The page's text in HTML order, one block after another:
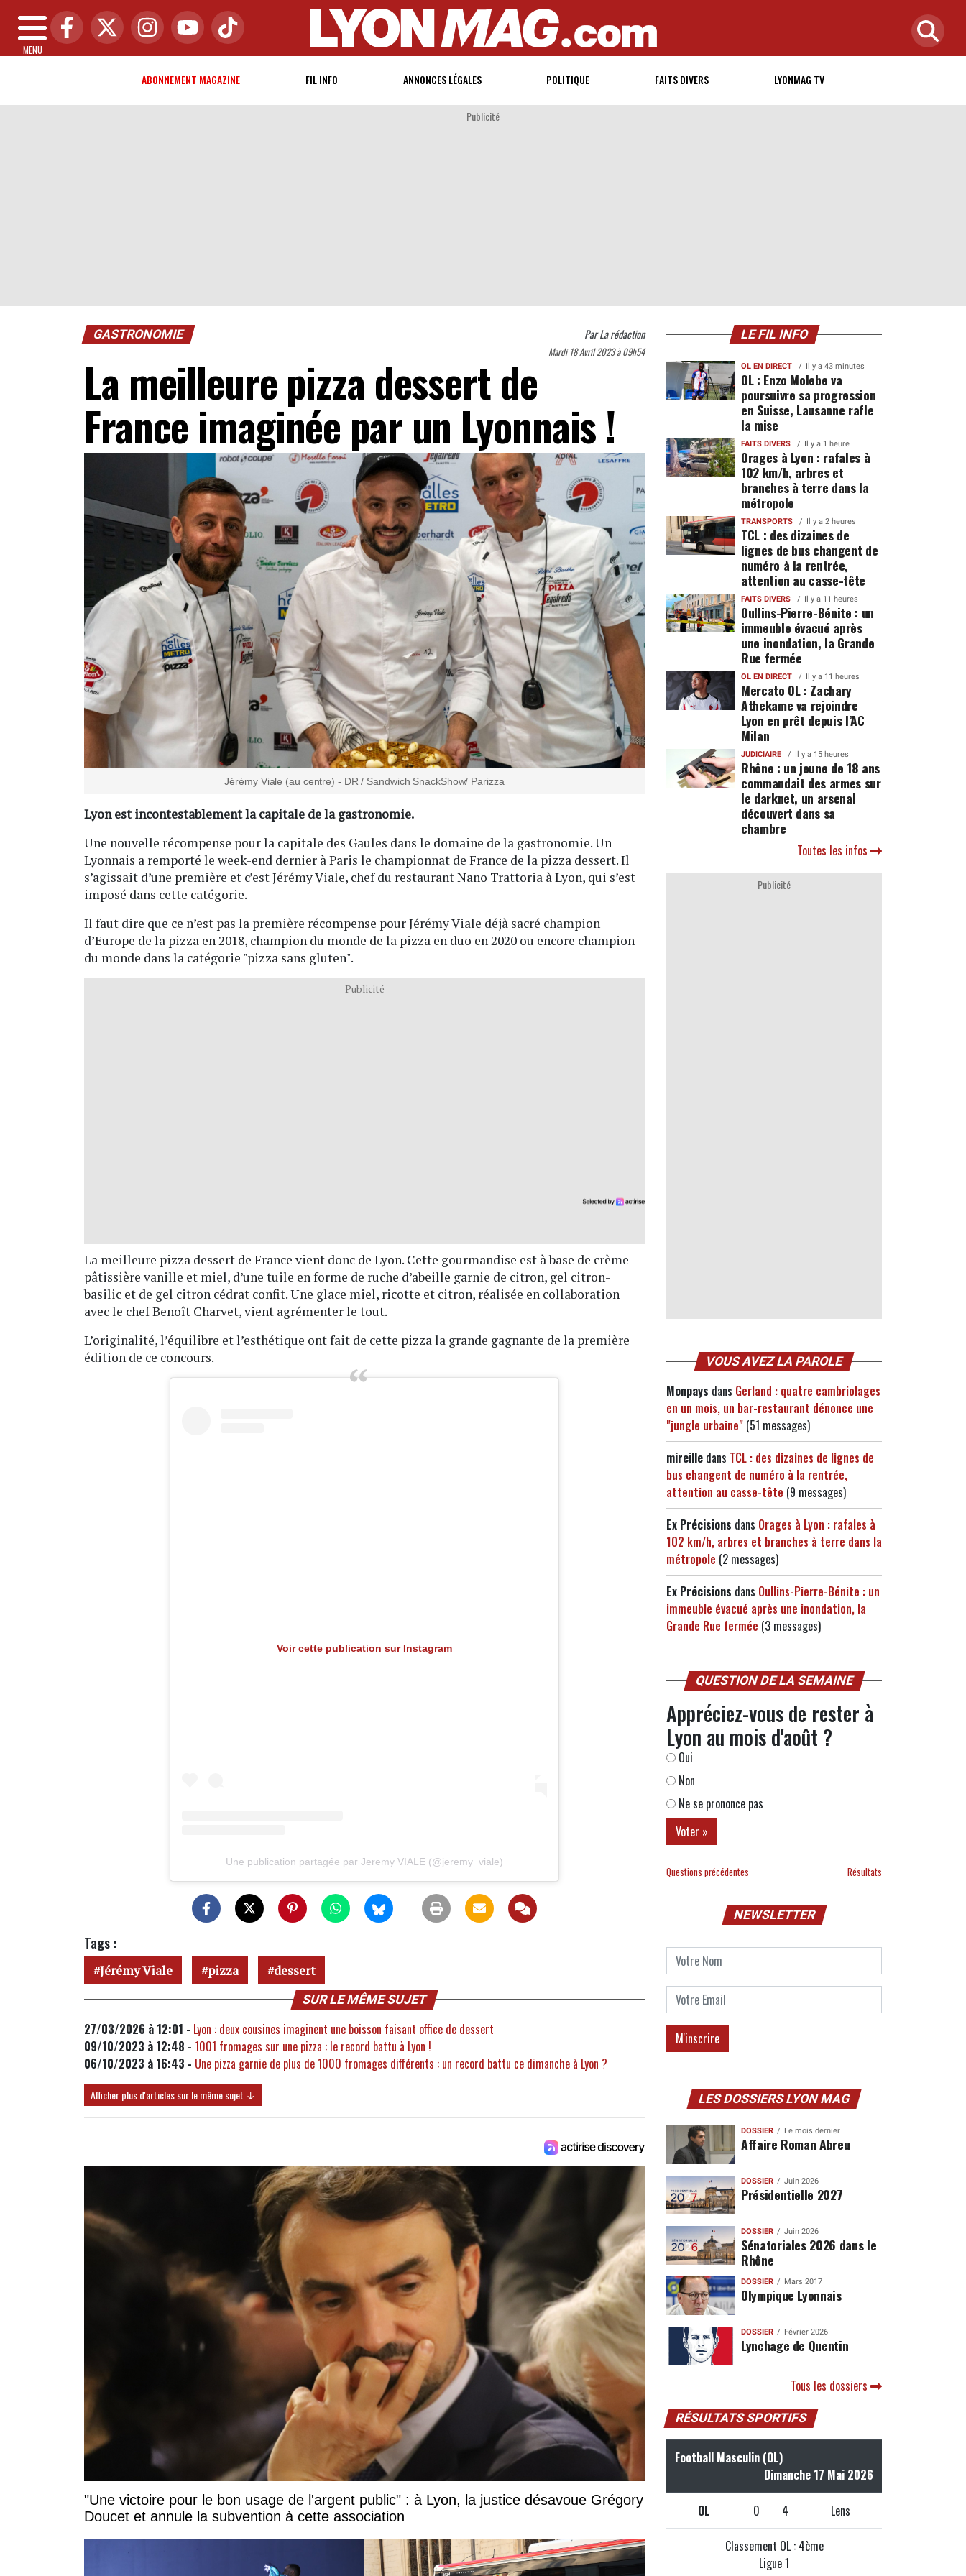
MENU
ABONNEMENT MAGAZINE FIL INFO ANNONCES LÉGALES POLITIQUE FAITS DIVERS LYONMAG TV
Publicité
GASTRONOMIE ParLa rédaction
Mardi 18 Avril 2023 à 09h54
La meilleure pizza dessert de
France imaginée par un Lyonnais !
Jérémy Viale (au centre) - DR / Sandwich SnackShow/ Parizza
Lyon est incontestablement la capitale de la gastronomie.
Une nouvelle récompense pour la capitale des Gaules dans le domaine de la gastronomie. Un
Lyonnais a remporté le week-end dernier à Paris le championnat de France de la pizza dessert. Il
s’agissait d’une première et c’est Jérémy Viale, chef du restaurant Nano Trattoria à Lyon, qui s’est
imposé dans cette catégorie.
Il faut dire que ce n’est pas la première récompense pour Jérémy Viale déjà sacré champion
d’Europe de la pizza en 2018, champion du monde de la pizza en duo en 2020 ou encore champion
du monde dans la catégorie "pizza sans gluten".
Publicité
La meilleure pizza dessert de France vient donc de Lyon. Cette gourmandise est à base de crème
pâtissière vanille et miel, d’une tuile en forme de ruche d’abeille garnie de citron, gel citron-
basilic et de gel citron cédrat confit. Une glace miel, ricotte et citron, réalisée en collaboration
avec le chef Benoît Charvet, vient agrémenter le tout.
L’originalité, l’équilibre et l’esthétique ont fait de cette pizza la grande gagnante de la première
édition de ce concours.
Voir cette publication sur Instagram
Une publication partagée par Jeremy VIALE (@jeremy_viale)
Tags :
Jérémy Viale pizza dessert
SUR LE MÊME SUJET
27/03/2026 à 12:01 - Lyon : deux cousines imaginent une boisson faisant office de dessert
09/10/2023 à 12:48 - 1001 fromages sur une pizza : le record battu à Lyon !
06/10/2023 à 16:43 - Une pizza garnie de plus de 1000 fromages différents : un record battu ce dimanche à Lyon ?
Afficher plus d'articles sur le même sujet ↓
"Une victoire pour le bon usage de l'argent public" : à Lyon, la justice désavoue Grégory
Doucet et annule la subvention à cette association
LE FIL INFO
OL EN DIRECT Il y a 43 minutes
OL : Enzo Molebe va
poursuivre sa progression
en Suisse, Lausanne rafle
la mise
FAITS DIVERS Il y a 1 heure
Orages à Lyon : rafales à
102 km/h, arbres et
branches à terre dans la
métropole
TRANSPORTS Il y a 2 heures
TCL : des dizaines de
lignes de bus changent de
numéro à la rentrée,
attention au casse-tête
FAITS DIVERS Il y a 11 heures
Oullins-Pierre-Bénite : un
immeuble évacué après
une inondation, la Grande
Rue fermée
OL EN DIRECT Il y a 11 heures
Mercato OL : Zachary
Athekame va rejoindre
Lyon en prêt depuis l’AC
Milan
JUDICIAIRE Il y a 15 heures
Rhône : un jeune de 18 ans
commandait des armes sur
le darknet, un arsenal
découvert dans sa
chambre
Toutes les infos
Publicité
VOUS AVEZ LA PAROLE
Monpays dans Gerland : quatre cambriolages
en un mois, un bar-restaurant dénonce une
"jungle urbaine" (51 messages)
mireille dans TCL : des dizaines de lignes de
bus changent de numéro à la rentrée,
attention au casse-tête (9 messages)
Ex Précisions dans Orages à Lyon : rafales à
102 km/h, arbres et branches à terre dans la
métropole (2 messages)
Ex Précisions dans Oullins-Pierre-Bénite : un
immeuble évacué après une inondation, la
Grande Rue fermée (3 messages)
QUESTION DE LA SEMAINE
Appréciez-vous de rester à
Lyon au mois d'août ?
Oui
Non
Ne se prononce pas
Questions précédentes Résultats
NEWSLETTER
LES DOSSIERS LYON MAG
DOSSIER Le mois dernier
Affaire Roman Abreu
DOSSIER Juin 2026
Présidentielle 2027
DOSSIER Juin 2026
Sénatoriales 2026 dans le
Rhône
DOSSIER Mars 2017
Olympique Lyonnais
DOSSIER Février 2026
Lynchage de Quentin
Tous les dossiers
RÉSULTATS SPORTIFS
Football Masculin (OL)
Dimanche 17 Mai 2026
OL 0 4 Lens
Classement OL : 4ème
Ligue 1